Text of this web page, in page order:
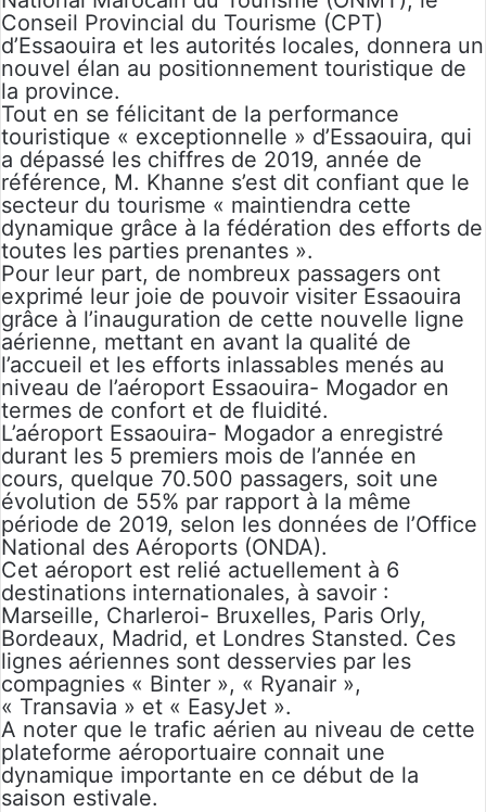
Conseil Provincial du Tourisme (CPT)
d’Essaouira et les autorités locales, donnera un
nouvel élan au positionnement touristique de
la province.
Tout en se félicitant de la performance
touristique « exceptionnelle » d’Essaouira, qui
a dépassé les chiffres de 2019, année de
référence, M. Khanne s’est dit confiant que le
secteur du tourisme « maintiendra cette
dynamique grâce à la fédération des efforts de
toutes les parties prenantes ».
Pour leur part, de nombreux passagers ont
exprimé leur joie de pouvoir visiter Essaouira
grâce à l’inauguration de cette nouvelle ligne
aérienne, mettant en avant la qualité de
l’accueil et les efforts inlassables menés au
niveau de l’aéroport Essaouira- Mogador en
termes de confort et de fluidité.
L’aéroport Essaouira- Mogador a enregistré
durant les 5 premiers mois de l’année en
cours, quelque 70.500 passagers, soit une
évolution de 55% par rapport à la même
période de 2019, selon les données de l’Office
National des Aéroports (ONDA).
Cet aéroport est relié actuellement à 6
destinations internationales, à savoir :
Marseille, Charleroi- Bruxelles, Paris Orly,
Bordeaux, Madrid, et Londres Stansted. Ces
lignes aériennes sont desservies par les
compagnies « Binter », « Ryanair »,
« Transavia » et « EasyJet ».
A noter que le trafic aérien au niveau de cette
plateforme aéroportuaire connait une
dynamique importante en ce début de la
saison estivale.